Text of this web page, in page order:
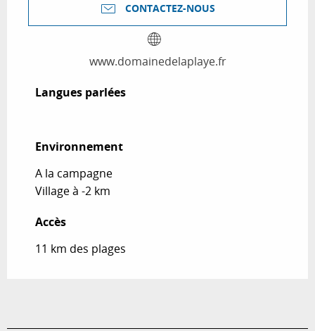
CONTACTEZ-NOUS
www.domainedelaplaye.fr
Langues parlées
Langues parlées
Environnement
Environnement
A la campagne
Village à -2 km
Accès
Accès
11 km des plages